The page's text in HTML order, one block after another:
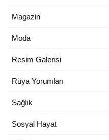
Magazin
Moda
Resim Galerisi
Rüya Yorumları
Sağlık
Sosyal Hayat